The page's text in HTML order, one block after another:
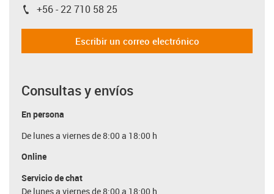
igus-icon-phone
+56 - 22 710 58 25
Escribir un correo electrónico
Consultas y envíos
En persona
De lunes a viernes de 8:00 a 18:00 h
Online
Servicio de chat
De lunes a viernes de 8:00 a 18:00 h